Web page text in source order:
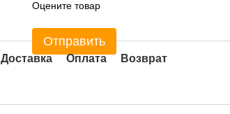
Оцените товар
Отправить
Доставка Оплата Возврат